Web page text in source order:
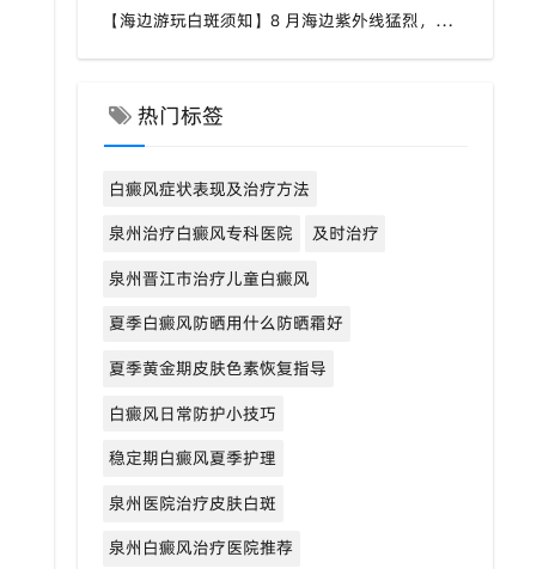
【海边游玩白斑须知】8 月海边紫外线猛烈，白斑部位缺少黑色素保护，福建泉州中科白癜风医院科普出游白斑防护方案
热门标签
白癜风症状表现及治疗方法
泉州治疗白癜风专科医院
及时治疗
泉州晋江市治疗儿童白癜风
夏季白癜风防晒用什么防晒霜好
夏季黄金期皮肤色素恢复指导
白癜风日常防护小技巧
稳定期白癜风夏季护理
泉州医院治疗皮肤白斑
泉州白癜风治疗医院推荐